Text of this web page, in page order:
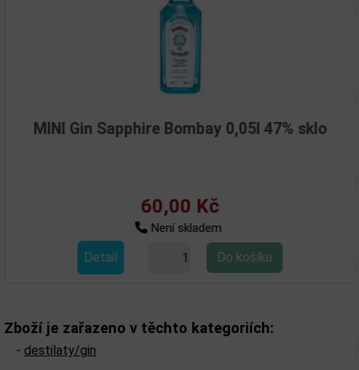
MINI Gin Sapphire Bombay 0,05l 47% sklo
60,00 Kč
Není skladem
Detail
Zboží je zařazeno v těchto kategoriích:
- destilaty/gin